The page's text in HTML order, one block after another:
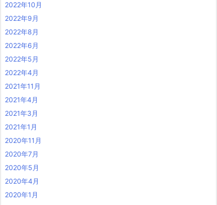
2022年10月
2022年9月
2022年8月
2022年6月
2022年5月
2022年4月
2021年11月
2021年4月
2021年3月
2021年1月
2020年11月
2020年7月
2020年5月
2020年4月
2020年1月